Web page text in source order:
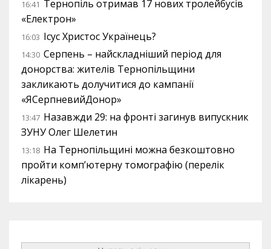
16:41 Тернопіль отримав 17 нових тролейбусів
«Електрон»
16:03 Ісус Христос Українець?
14:30 Серпень – найскладніший період для
донорства: жителів Тернопільщини
закликають долучитися до кампанії
«ЯСерпневийДонор»
13:47 Назавжди 29: на фронті загинув випускник
ЗУНУ Олег Шелетин
13:18 На Тернопільщині можна безкоштовно
пройти комп’ютерну томографію (перелік
лікарень)